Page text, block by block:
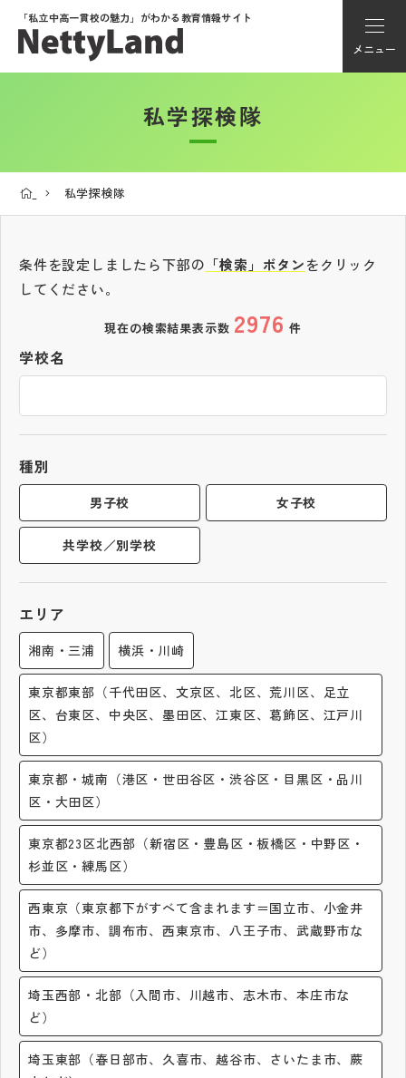
「私立中高一貫校の魅力」がわかる教育情報サイト
メニュー
アカウント登録
メニュー
学校選び
私学探検隊
説明会・イベント情報
よみもの
学校HP最新情報
特集
NettyLandかわら版
その他
お問い合わせ
個人情報保護方針
サイトマップ
運営会社
私学探検隊
私学探検隊
条件を設定しましたら下部の 「検索」ボタンをクリック
してください。
現在の検索結果表示数 2976 件
学校名
種別
男子校 女子校
共学校／別学校
エリア
湘南・三浦 横浜・川崎
東京都東部（千代田区、文京区、北区、荒川区、足立
区、台東区、中央区、墨田区、江東区、葛飾区、江戸川
区）
東京都・城南（港区・世田谷区・渋谷区・目黒区・品川
区・大田区）
東京都23区北西部（新宿区・豊島区・板橋区・中野区・
杉並区・練馬区）
西東京（東京都下がすべて含まれます＝国立市、小金井
市、多摩市、調布市、西東京市、八王子市、武蔵野市な
ど）
埼玉西部・北部（入間市、川越市、志木市、本庄市な
ど）
埼玉東部（春日部市、久喜市、越谷市、さいたま市、蕨